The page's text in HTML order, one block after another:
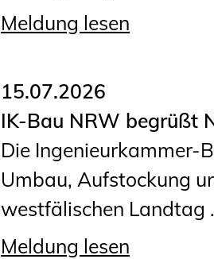
Meldung lesen
15.07.2026
IK-Bau NRW begrüßt
Die Ingenieurkammer-
Umbau, Aufstockung
westfälischen Landtag
Meldung lesen